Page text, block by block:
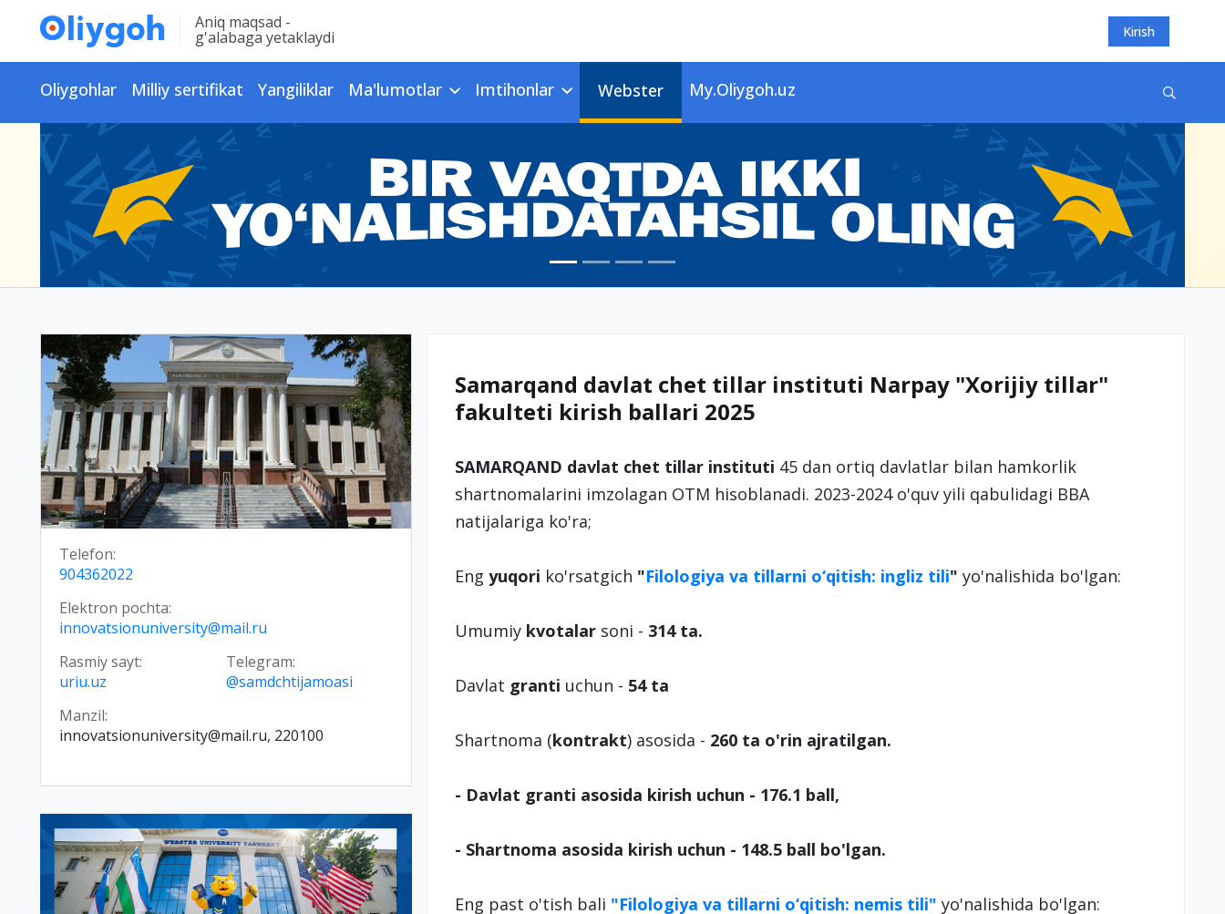
Aniq maqsad -
g'alabaga yetaklaydi Kirish
Oliygohlar Milliy sertifikat Yangiliklar Ma'lumotlar Imtihonlar Webster My.Oliygoh.uz
Telefon:
904362022
Elektron pochta:
innovatsionuniversity@mail.ru
Rasmiy sayt:
uriu.uz
Telegram:
@samdchtijamoasi
Manzil:
innovatsionuniversity@mail.ru, 220100
Samarqand davlat chet tillar instituti Narpay "Xorijiy tillar"
fakulteti kirish ballari 2025
SAMARQAND davlat chet tillar instituti 45 dan ortiq davlatlar bilan hamkorlik
shartnomalarini imzolagan OTM hisoblanadi. 2023-2024 o'quv yili qabulidagi BBA
natijalariga ko'ra;
Eng yuqori ko'rsatgich "Filologiya va tillarni o‘qitish: ingliz tili" yo'nalishida bo'lgan:
Umumiy kvotalarsoni - 314 ta.
Davlat granti uchun - 54 ta
Shartnoma (kontrakt) asosida - 260 ta o'rin ajratilgan.
- Davlat granti asosida kirish uchun - 176.1 ball,
- Shartnoma asosida kirish uchun - 148.5 ball bo'lgan.
Eng past o'tish bali "Filologiya va tillarni o‘qitish: nemis tili" yo'nalishida bo'lgan: